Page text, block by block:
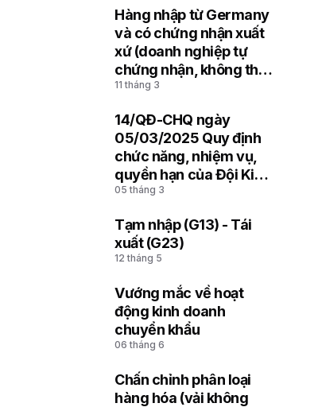
Hàng nhập từ Germany
và có chứng nhận xuất
xứ (doanh nghiệp tự
chứng nhận, không thể
hiện mã REX)
11 tháng 3
14/QĐ-CHQ ngày
05/03/2025 Quy định
chức năng, nhiệm vụ,
quyền hạn của Đội Kiểm
soát hải quan thuộc Chi
05 tháng 3
Tạm nhập (G13) - Tái
xuất (G23)
12 tháng 5
Vướng mắc về hoạt
động kinh doanh
chuyển khẩu
06 tháng 6
Chấn chỉnh phân loại
hàng hóa (vải không